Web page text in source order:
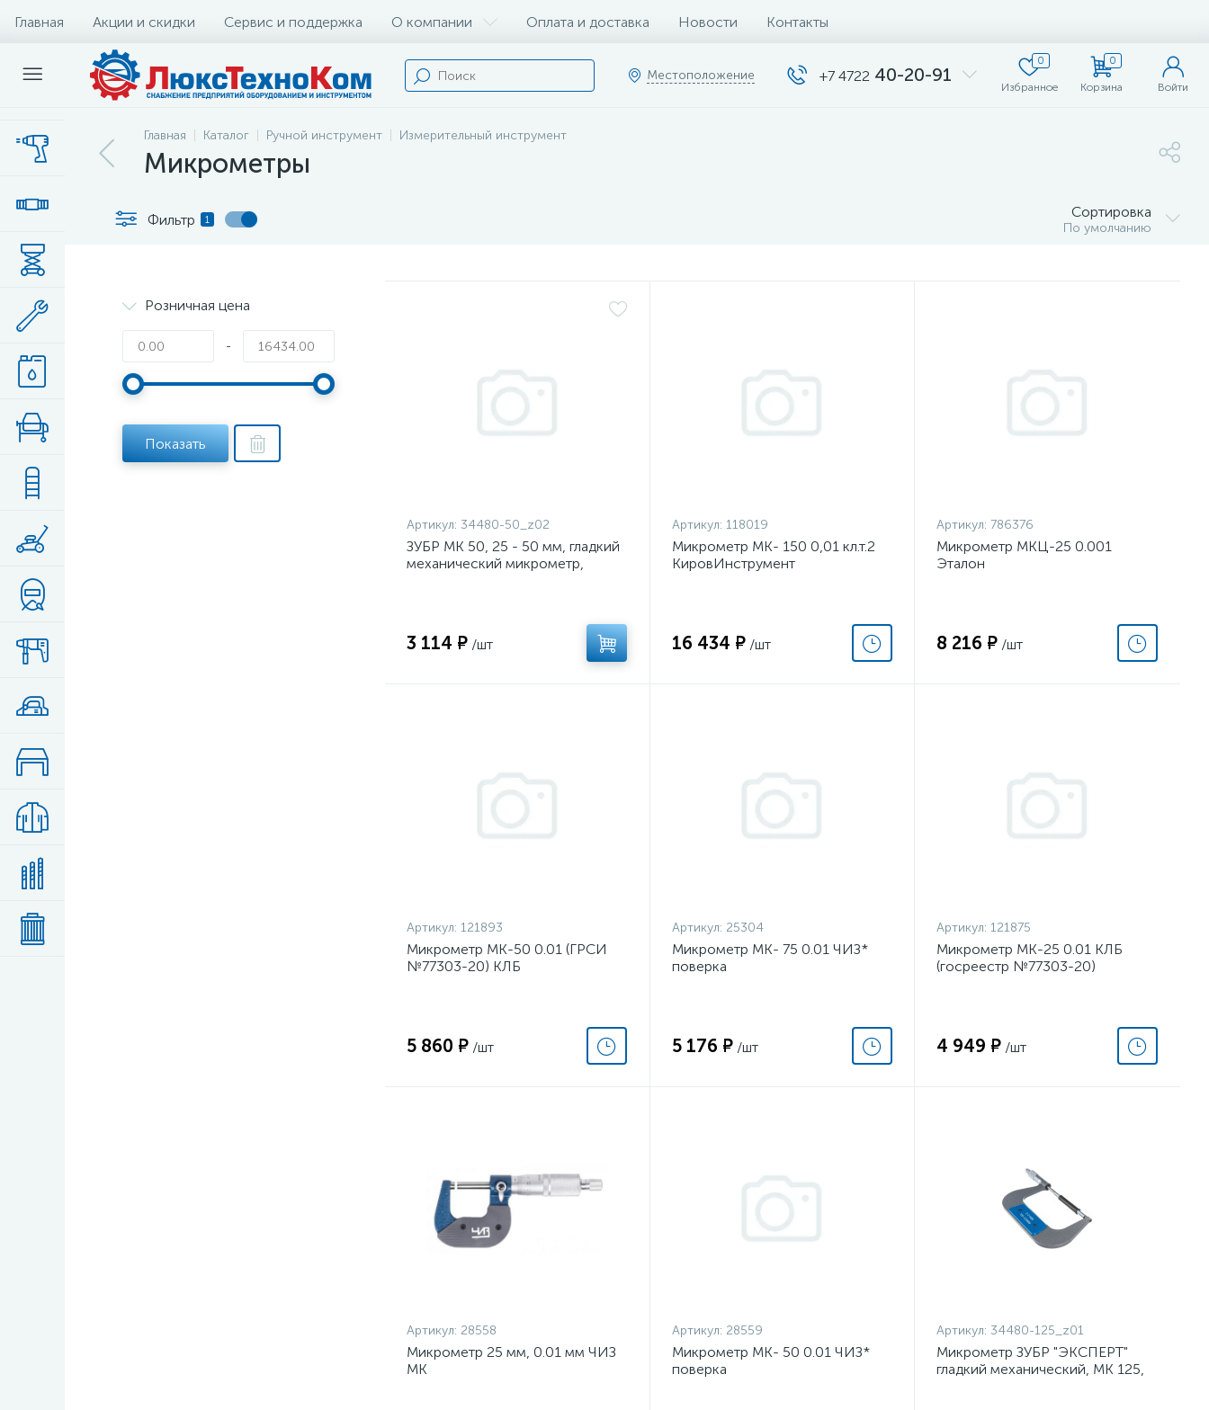
Главная Акции и скидки Сервис и поддержка О компании Оплата и доставка Новости Контакты
Местоположение +7 4722 40-20-91
0
Избранное
0
Корзина Войти
Главная Каталог Ручной инструмент Измерительный инструмент
Микрометры
Фильтр 1 Сортировка
По умолчанию
Розничная цена
-
Показать
Артикул: 34480-50_z02
ЗУБР МК 50, 25 - 50 мм, гладкий
механический микрометр,
3 114 ₽ /шт
Артикул: 118019
Микрометр МК- 150 0,01 кл.т.2
КировИнструмент
16 434 ₽ /шт
Артикул: 786376
Микрометр МКЦ-25 0.001
Эталон
8 216 ₽ /шт
Артикул: 121893
Микрометр МК-50 0.01 (ГРСИ
№77303-20) КЛБ
5 860 ₽ /шт
Артикул: 25304
Микрометр МК- 75 0.01 ЧИЗ*
поверка
5 176 ₽ /шт
Артикул: 121875
Микрометр МК-25 0.01 КЛБ
(госреестр №77303-20)
4 949 ₽ /шт
Артикул: 28558
Микрометр 25 мм, 0.01 мм ЧИЗ
МК
Артикул: 28559
Микрометр МК- 50 0.01 ЧИЗ*
поверка
Артикул: 34480-125_z01
Микрометр ЗУБР "ЭКСПЕРТ"
гладкий механический, МК 125,